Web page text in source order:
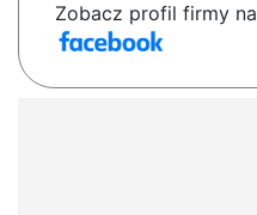
Zobacz profil firmy na